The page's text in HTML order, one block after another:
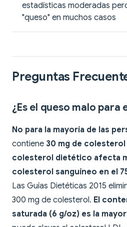
estadísticas moderadas
"queso" en muchos casos
Preguntas
¿Es el queso malo para
No para la mayoría de las
contiene 30 mg de
colesterol dietético afecta
colesterol sanguíneo en el
Las Guías Dietéticas 2015
300 mg de colesterol. El
saturada (6 g/oz) es la